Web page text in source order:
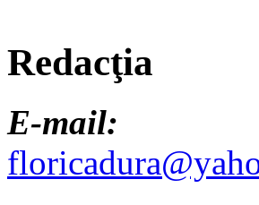
Redacţia
E-mail: